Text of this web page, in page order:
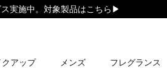
実施中。対象製品はこちら▶︎
クアップ メンズ フレグランス